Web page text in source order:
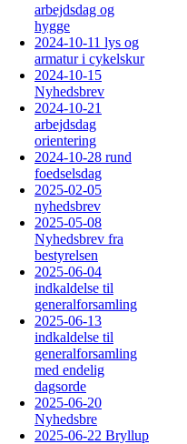
arbejdsdag og
hygge
2024-10-11 lys og
armatur i cykelskur
2024-10-15
Nyhedsbrev
2024-10-21
arbejdsdag
orientering
2024-10-28 rund
foedselsdag
2025-02-05
nyhedsbrev
2025-05-08
Nyhedsbrev fra
bestyrelsen
2025-06-04
indkaldelse til
generalforsamling
2025-06-13
indkaldelse til
generalforsamling
med endelig
dagsorde
2025-06-20
Nyhedsbre
2025-06-22 Bryllup